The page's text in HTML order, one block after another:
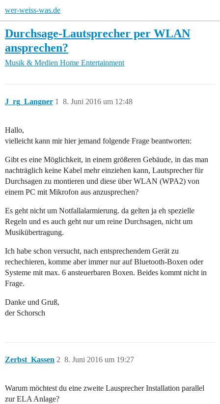
wer-weiss-was.de
Durchsage-Lautsprecher per WLAN
ansprechen?
Musik & Medien Home Entertainment
J_rg_Langner 8. Juni 2016 um 12:48
1
Hallo,
vielleicht kann mir hier jemand folgende Frage beantworten:
Gibt es eine Möglichkeit, in einem größeren Gebäude, in das man
nachträglich keine Kabel mehr einziehen kann, Lautsprecher für
Durchsagen zu montieren und diese über WLAN (WPA2) von
einem PC mit Mikrofon aus anzusprechen?
Es geht nicht um Notfallalarmierung. da gelten ja eh spezielle
Regeln und es auch geht nur um reine Durchsagen, nicht um
Musikübertragung.
Ich habe schon versucht, nach entsprechendem Gerät zu
rechechieren, komme aber immer nur auf Bluetooth-Boxen oder
Systeme mit max. 6 ansteuerbaren Boxen. Beides kommt nicht in
Frage.
Danke und Gruß,
der Schorsch
Zerbst_Kassen 8. Juni 2016 um 19:27
2
Warum möchtest du eine zweite Lausprecher Installation parallel
zur ELA Anlage?